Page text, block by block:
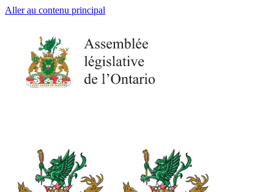
Aller au contenu principal